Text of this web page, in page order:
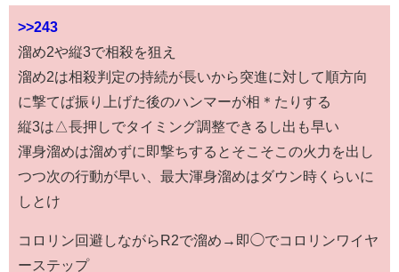
>>243
溜め2や縦3で相殺を狙え
溜め2は相殺判定の持続が長いから突進に対して順方向
に撃てば振り上げた後のハンマーが相＊たりする
縦3は△長押しでタイミング調整できるし出も早い
渾身溜めは溜めずに即撃ちするとそこそこの火力を出し
つつ次の行動が早い、最大渾身溜めはダウン時くらいに
しとけ
コロリン回避しながらR2で溜め→即◯でコロリンワイヤ
ーステップ